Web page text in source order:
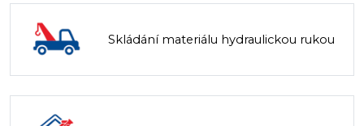
Skládání materiálu hydraulickou rukou